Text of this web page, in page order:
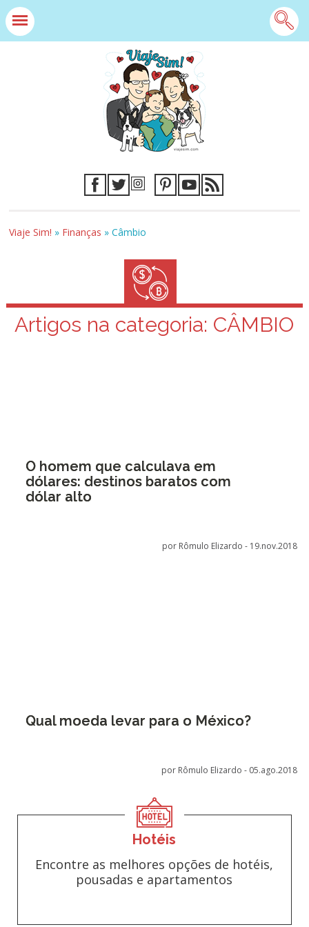
Viaje Sim! » Finanças »Câmbio
Artigos na categoria: CÂMBIO
O homem que calculava em
dólares: destinos baratos com
dólar alto
por Rômulo Elizardo - 19.nov.2018
Qual moeda levar para o México?
por Rômulo Elizardo - 05.ago.2018
Hotéis
Encontre as melhores opções de hotéis,
pousadas e apartamentos